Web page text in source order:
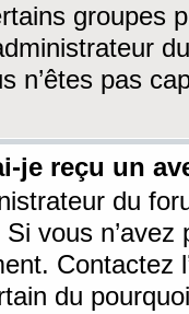
groupes
n’êtes pas
je reçu un
du
vous
Contactez
du